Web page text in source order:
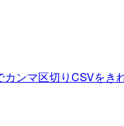
ンマ区切りCSVをき